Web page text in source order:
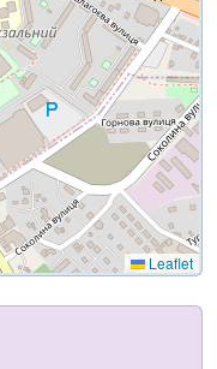
Leaflet